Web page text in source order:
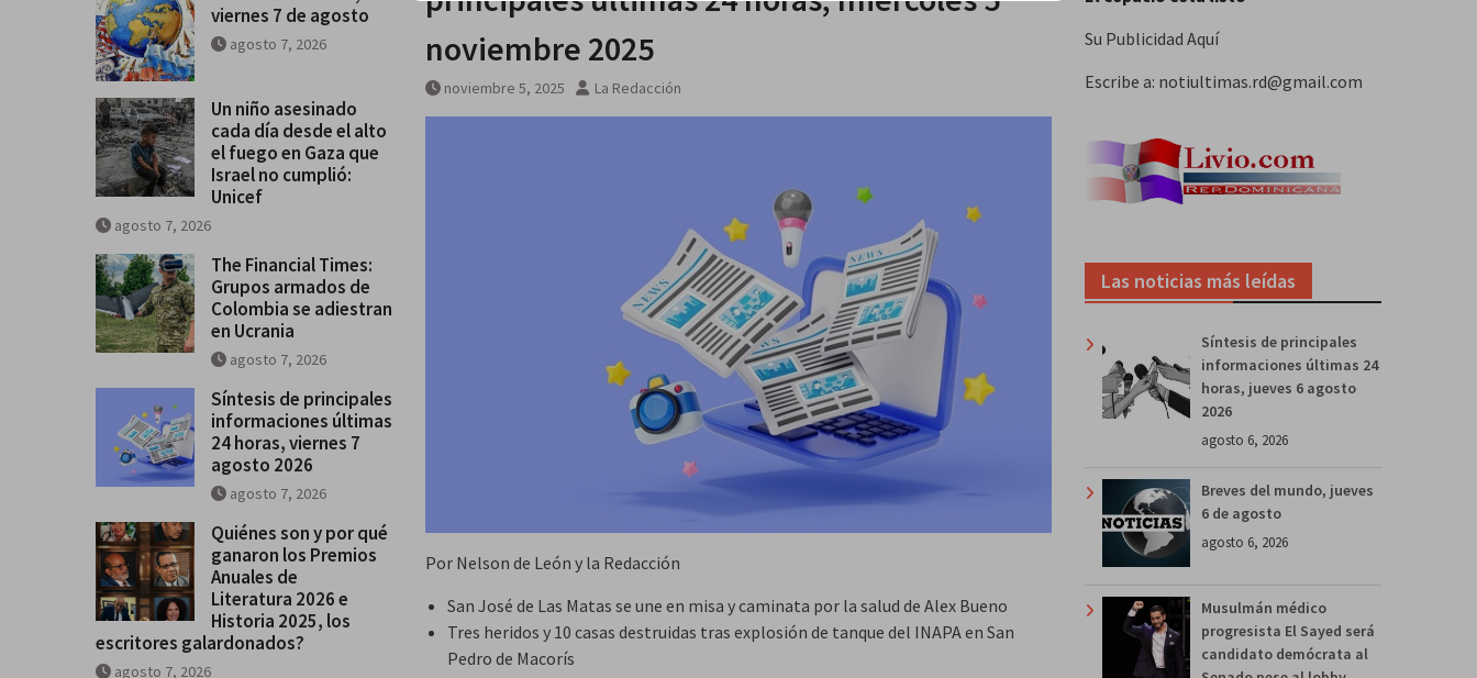
Breves del mundo, viernes 7 de agosto
noviembre 2025
noviembre 5, 2025 La Redacción
Por Nelson de León y la Redacción
San José de Las Matas se une en misa y caminata por la salud de Alex Bueno
Tres heridos y 10 casas destruidas tras explosión de tanque del INAPA en San
Pedro de Macorís
Su Publicidad Aquí
Escribe a: notiultimas.rd@gmail.com
Las noticias más leídas
Síntesis de principales
informaciones últimas 24
horas, jueves 6 agosto
2026
agosto 6, 2026
Breves del mundo, jueves
6 de agosto
agosto 6, 2026
Musulmán médico
progresista El Sayed será
candidato demócrata al
viernes 7 de agosto
agosto 7, 2026
Un niño asesinado
cada día desde el alto
el fuego en Gaza que
Israel no cumplió:
Unicef
agosto 7, 2026
The Financial Times:
Grupos armados de
Colombia se adiestran
en Ucrania
agosto 7, 2026
Síntesis de principales
informaciones últimas
24 horas, viernes 7
agosto 2026
agosto 7, 2026
Quiénes son y por qué
ganaron los Premios
Anuales de
Literatura 2026 e
Historia 2025, los
escritores galardonados?
agosto 7, 2026